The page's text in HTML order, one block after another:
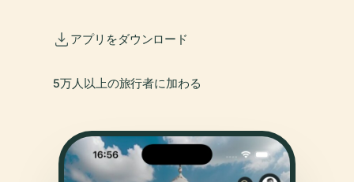
アプリをダウンロード
5万人以上の旅行者に加わる